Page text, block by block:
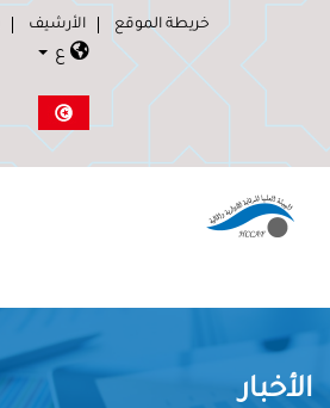
خريطة الموقع الأرشيف
ع
الأخبار